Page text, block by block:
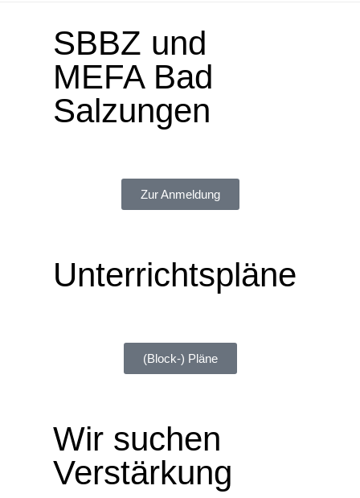
SBBZ und
MEFA Bad
Salzungen
Zur Anmeldung
Unterrichtspläne
(Block-) Pläne
Wir suchen
Verstärkung